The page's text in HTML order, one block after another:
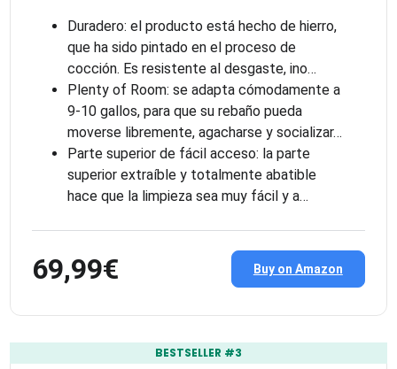
Duradero: el producto está hecho de hierro,
que ha sido pintado en el proceso de
cocción. Es resistente al desgaste, ino…
Plenty of Room: se adapta cómodamente a
9-10 gallos, para que su rebaño pueda
moverse libremente, agacharse y socializar…
Parte superior de fácil acceso: la parte
superior extraíble y totalmente abatible
hace que la limpieza sea muy fácil y a…
69,99€ Buy on Amazon
BESTSELLER #3